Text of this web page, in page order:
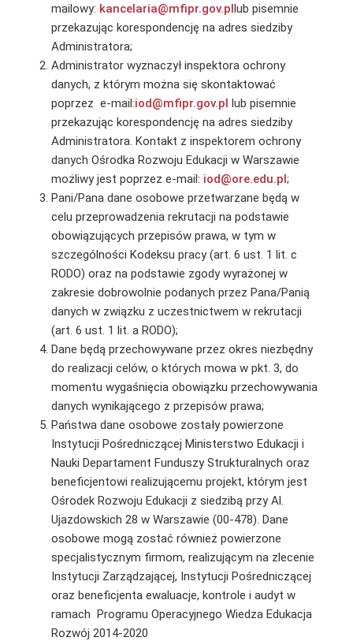
mailowy: kancelaria@mfipr.gov.pllub pisemnie
przekazując korespondencję na adres siedziby
Administratora;
Administrator wyznaczył inspektora ochrony
danych, z którym można się skontaktować
poprzez e-mail:iod@mfipr.gov.pl lub pisemnie
przekazując korespondencję na adres siedziby
Administratora. Kontakt z inspektorem ochrony
danych Ośrodka Rozwoju Edukacji w Warszawie
możliwy jest poprzez e-mail: iod@ore.edu.pl;
Pani/Pana dane osobowe przetwarzane będą w
celu przeprowadzenia rekrutacji na podstawie
obowiązujących przepisów prawa, w tym w
szczególności Kodeksu pracy (art. 6 ust. 1 lit. c
RODO) oraz na podstawie zgody wyrażonej w
zakresie dobrowolnie podanych przez Pana/Panią
danych w związku z uczestnictwem w rekrutacji
(art. 6 ust. 1 lit. a RODO);
Dane będą przechowywane przez okres niezbędny
do realizacji celów, o których mowa w pkt. 3, do
momentu wygaśnięcia obowiązku przechowywania
danych wynikającego z przepisów prawa;
Państwa dane osobowe zostały powierzone
Instytucji Pośredniczącej Ministerstwo Edukacji i
Nauki Departament Funduszy Strukturalnych oraz
beneficjentowi realizującemu projekt, którym jest
Ośrodek Rozwoju Edukacji z siedzibą przy Al.
Ujazdowskich 28 w Warszawie (00-478). Dane
osobowe mogą zostać również powierzone
specjalistycznym firmom, realizującym na zlecenie
Instytucji Zarządzającej, Instytucji Pośredniczącej
oraz beneficjenta ewaluacje, kontrole i audyt w
ramach Programu Operacyjnego Wiedza Edukacja
Rozwój 2014-2020